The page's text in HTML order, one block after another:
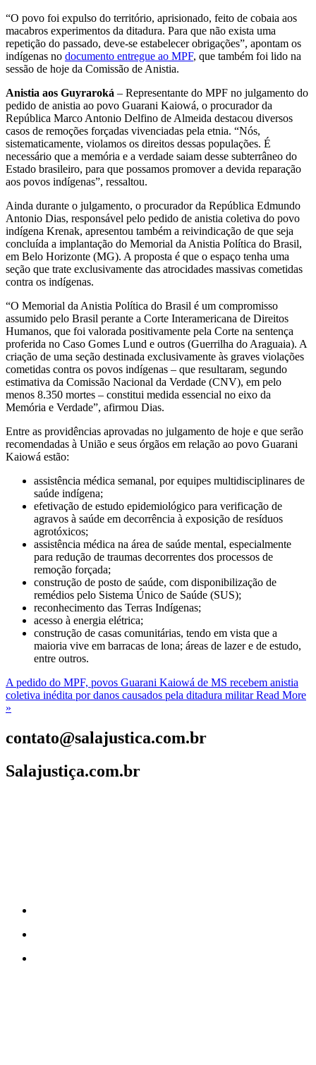
“O povo foi expulso do território, aprisionado, feito de cobaia aos
macabros experimentos da ditadura. Para que não exista uma
repetição do passado, deve-se estabelecer obrigações”, apontam os
indígenas no documento entregue ao MPF, que também foi lido na
sessão de hoje da Comissão de Anistia.
Anistia aos Guyraroká – Representante do MPF no julgamento do
pedido de anistia ao povo Guarani Kaiowá, o procurador da
República Marco Antonio Delfino de Almeida destacou diversos
casos de remoções forçadas vivenciadas pela etnia. “Nós,
sistematicamente, violamos os direitos dessas populações. É
necessário que a memória e a verdade saiam desse subterrâneo do
Estado brasileiro, para que possamos promover a devida reparação
aos povos indígenas”, ressaltou.
Ainda durante o julgamento, o procurador da República Edmundo
Antonio Dias, responsável pelo pedido de anistia coletiva do povo
indígena Krenak, apresentou também a reivindicação de que seja
concluída a implantação do Memorial da Anistia Política do Brasil,
em Belo Horizonte (MG). A proposta é que o espaço tenha uma
seção que trate exclusivamente das atrocidades massivas cometidas
contra os indígenas.
“O Memorial da Anistia Política do Brasil é um compromisso
assumido pelo Brasil perante a Corte Interamericana de Direitos
Humanos, que foi valorada positivamente pela Corte na sentença
proferida no Caso Gomes Lund e outros (Guerrilha do Araguaia). A
criação de uma seção destinada exclusivamente às graves violações
cometidas contra os povos indígenas – que resultaram, segundo
estimativa da Comissão Nacional da Verdade (CNV), em pelo
menos 8.350 mortes – constitui medida essencial no eixo da
Memória e Verdade”, afirmou Dias.
Entre as providências aprovadas no julgamento de hoje e que serão
recomendadas à União e seus órgãos em relação ao povo Guarani
Kaiowá estão:
assistência médica semanal, por equipes multidisciplinares de
saúde indígena;
efetivação de estudo epidemiológico para verificação de
agravos à saúde em decorrência à exposição de resíduos
agrotóxicos;
assistência médica na área de saúde mental, especialmente
para redução de traumas decorrentes dos processos de
remoção forçada;
construção de posto de saúde, com disponibilização de
remédios pelo Sistema Único de Saúde (SUS);
reconhecimento das Terras Indígenas;
acesso à energia elétrica;
construção de casas comunitárias, tendo em vista que a
maioria vive em barracas de lona; áreas de lazer e de estudo,
entre outros.
A pedido do MPF, povos Guarani Kaiowá de MS recebem anistia
coletiva inédita por danos causados pela ditadura militarRead More
»
contato@salajustica.com.br
Salajustiça.com.br